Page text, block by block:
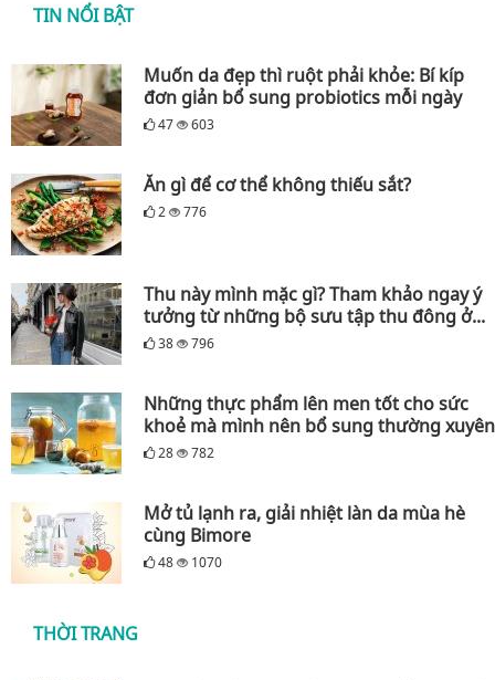
TIN NỔI BẬT
Muốn da đẹp thì ruột phải khỏe: Bí kíp
đơn giản bổ sung probiotics mỗi ngày
47 603
Ăn gì để cơ thể không thiếu sắt?
2 776
Thu này mình mặc gì? Tham khảo ngay ý
tưởng từ những bộ sưu tập thu đông ở...
38 796
Những thực phẩm lên men tốt cho sức
khoẻ mà mình nên bổ sung thường xuyên
28 782
Mở tủ lạnh ra, giải nhiệt làn da mùa hè
cùng Bimore
48 1070
THỜI TRANG